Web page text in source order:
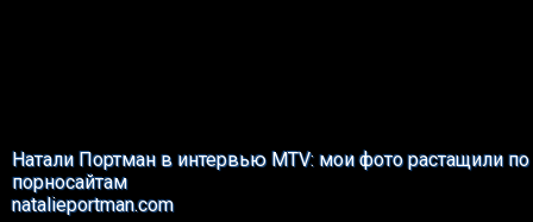
Натали Портман в интервью MTV: мои фото растащили по
порносайтам
natalieportman.com